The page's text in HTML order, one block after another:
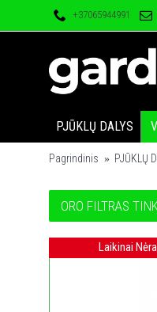
+37065944991
PJŪKLŲ DALYS
Pagrindinis PJŪKLŲ
ORO FILTRAS
Laikinai Nėra